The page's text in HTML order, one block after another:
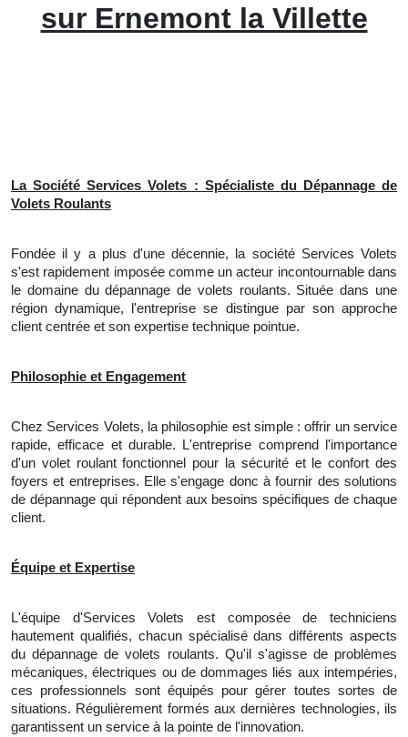
sur Ernemont la Villette
La Société Services Volets : Spécialiste du Dépannage de
Volets Roulants
Fondée il y a plus d'une décennie, la société Services Volets
s'est rapidement imposée comme un acteur incontournable dans
le domaine du dépannage de volets roulants. Située dans une
région dynamique, l'entreprise se distingue par son approche
client centrée et son expertise technique pointue.
Philosophie et Engagement
Chez Services Volets, la philosophie est simple : offrir un service
rapide, efficace et durable. L'entreprise comprend l'importance
d'un volet roulant fonctionnel pour la sécurité et le confort des
foyers et entreprises. Elle s'engage donc à fournir des solutions
de dépannage qui répondent aux besoins spécifiques de chaque
client.
Équipe et Expertise
L'équipe d'Services Volets est composée de techniciens
hautement qualifiés, chacun spécialisé dans différents aspects
du dépannage de volets roulants. Qu'il s'agisse de problèmes
mécaniques, électriques ou de dommages liés aux intempéries,
ces professionnels sont équipés pour gérer toutes sortes de
situations. Régulièrement formés aux dernières technologies, ils
garantissent un service à la pointe de l'innovation.